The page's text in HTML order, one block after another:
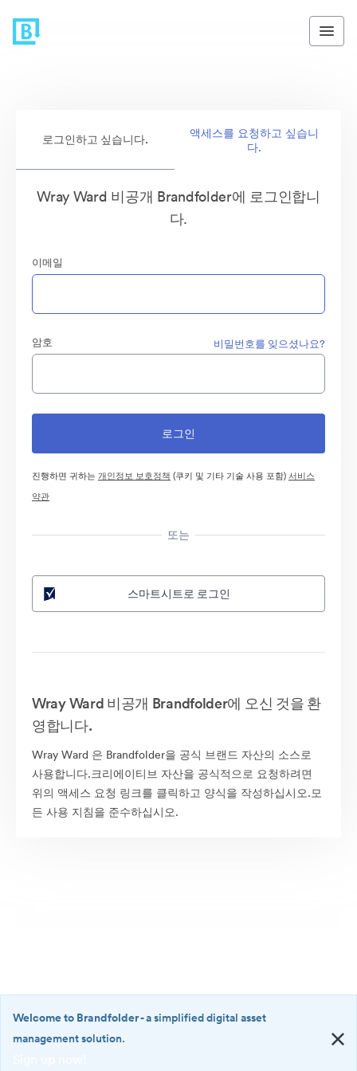
로그인하고 싶습니다.
액세스를 요청하고 싶습니
다.
Wray Ward 비공개 Brandfolder에 로그인합니
다.
이메일
암호 비밀번호를 잊으셨나요?
진행하면 귀하는개인정보 보호정책 (쿠키 및 기타 기술 사용 포함)서비스
약관
또는
스마트시트로 로그인
Wray Ward 비공개 Brandfolder에 오신 것을 환
영합니다.
Wray Ward 은 Brandfolder을 공식 브랜드 자산의 소스로
사용합니다.크리에이티브 자산을 공식적으로 요청하려면
위의 액세스 요청 링크를 클릭하고 양식을 작성하십시오.모
든 사용 지침을 준수하십시오.
Welcome to Brandfolder- a simplified digital asset
management solution.